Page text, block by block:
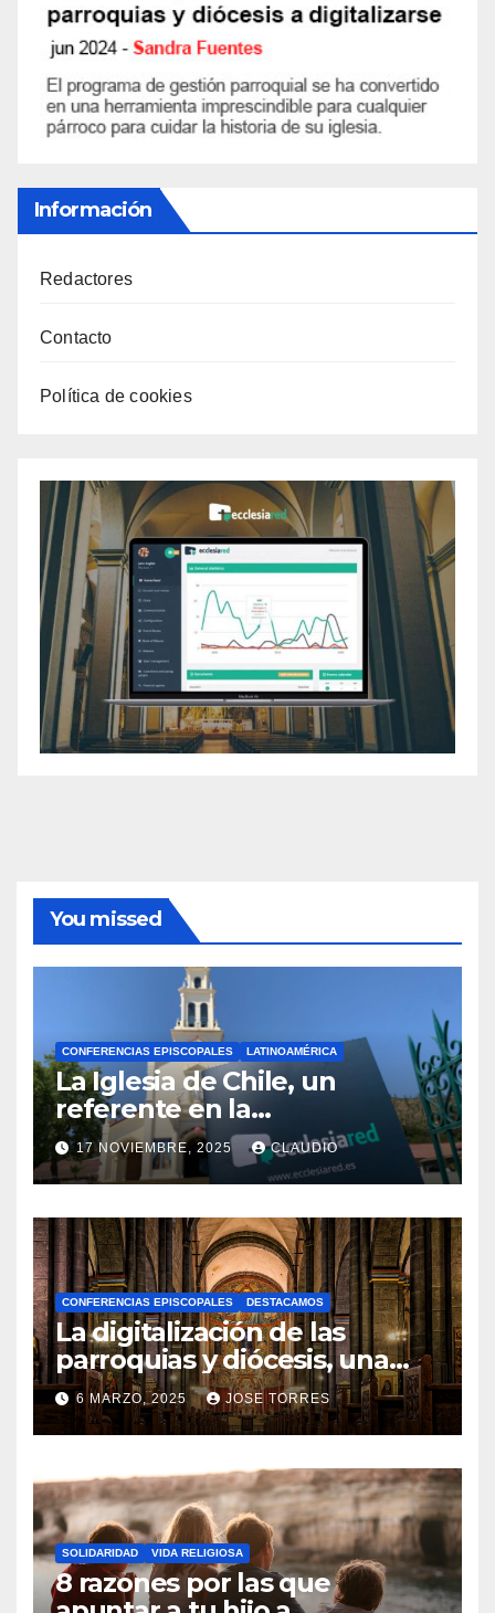
Información
Redactores
Contacto
Política de cookies
You missed
CONFERENCIAS EPISCOPALES LATINOAMÉRICA
La Iglesia de Chile, un
referente en la
transformación digital
gracias a Ecclesiared
17 NOVIEMBRE, 2025 CLAUDIO
N
O
H
A
Y
C
O
M
N
T
A
R
CONFERENCIAS EPISCOPALES DESTACAMOS
La digitalización de las
parroquias y diócesis, una
realidad ya para el futuro de
la Iglesia
6 MARZO, 2025 JOSE TORRES
N
O
H
A
Y
SOLIDARIDAD VIDA RELIGIOSA
8 razones por las que